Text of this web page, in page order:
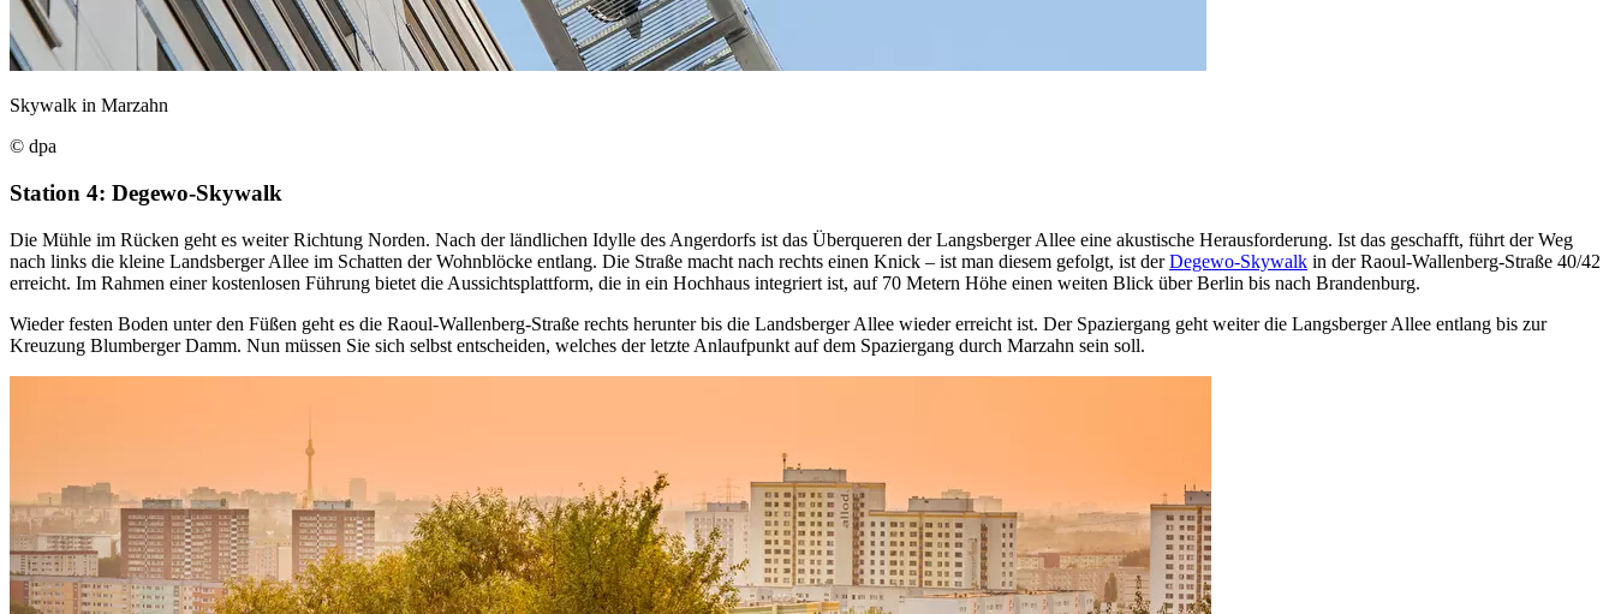
Skywalk in Marzahn
© dpa
Station 4: Degewo-Skywalk
Die Mühle im Rücken geht es weiter Richtung Norden. Nach der ländlichen Idylle des Angerdorfs ist das Überqueren der Langsberger Allee eine akustische Herausforderung. Ist das geschafft, führt der Weg
nach links die kleine Landsberger Allee im Schatten der Wohnblöcke entlang. Die Straße macht nach rechts einen Knick – ist man diesem gefolgt, ist derDegewo-Skywalk in der Raoul-Wallenberg-Straße 40/42
erreicht. Im Rahmen einer kostenlosen Führung bietet die Aussichtsplattform, die in ein Hochhaus integriert ist, auf 70 Metern Höhe einen weiten Blick über Berlin bis nach Brandenburg.
Wieder festen Boden unter den Füßen geht es die Raoul-Wallenberg-Straße rechts herunter bis die Landsberger Allee wieder erreicht ist. Der Spaziergang geht weiter die Langsberger Allee entlang bis zur
Kreuzung Blumberger Damm. Nun müssen Sie sich selbst entscheiden, welches der letzte Anlaufpunkt auf dem Spaziergang durch Marzahn sein soll.